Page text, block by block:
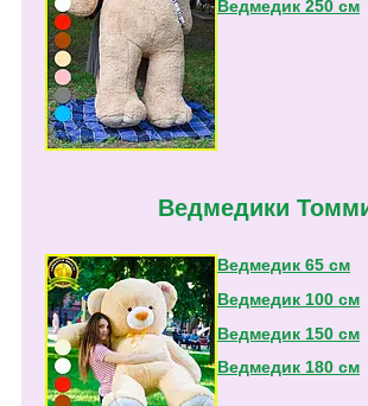
Ведмедик 250 см
Ведмедики
Ведмедик 65 см
Ведмедик 100 см
Ведмедик 150 см
Ведмедик 180 см